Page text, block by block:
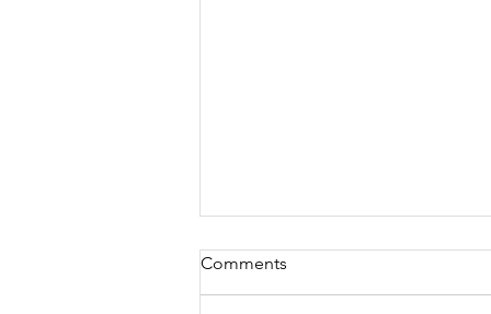
Comments